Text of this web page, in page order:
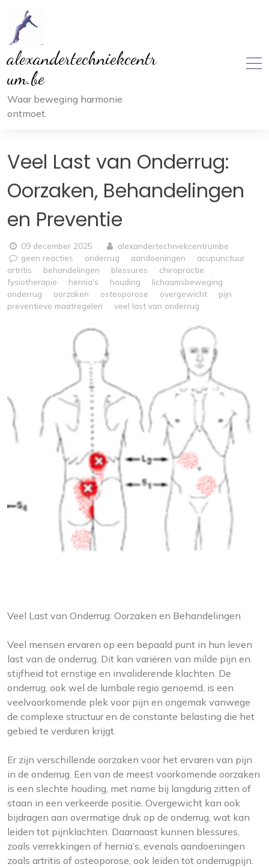
inhoud
alexandertechniekcentr
um.be
Waar beweging harmonie
ontmoet.
Veel Last van Onderrug:
Oorzaken, Behandelingen
en Preventie
09 december 2025
alexandertechniekcentrumbe
geen reacties
onderrug aandoeningen
acupunctuur
artritis
behandelingen blessures
chiropractie
fysiotherapie
hernia's houding
lichaamsbeweging
onderrug
oorzaken osteoporose overgewicht
pijn
preventieve maatregelen
veel last van onderrug
Veel Last van Onderrug: Oorzaken en Behandelingen
Veel mensen ervaren op een bepaald punt in hun leven
last van de onderrug. Dit kan variëren van milde pijn en
stijfheid tot ernstige en invaliderende klachten. De
onderrug, ook wel de lumbale regio genoemd, is een
veelvoorkomende plek voor pijn en ongemak vanwege
de complexe structuur en de constante belasting die het
gebied te verduren krijgt.
Er zijn verschillende oorzaken voor het ervaren van pijn
in de onderrug. Een van de meest voorkomende oorzaken
is een slechte houding, met name bij langdurig zitten of
staan in een verkeerde positie. Overgewicht kan ook
bijdragen aan overmatige druk op de onderrug, wat kan
leiden tot pijnklachten. Daarnaast kunnen blessures,
zoals verrekkingen of hernia’s, evenals aandoeningen
zoals artritis of osteoporose, ook leiden tot onderrugpijn.